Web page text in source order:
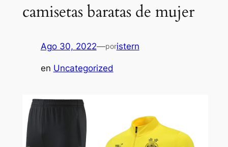
camisetas baratas de mujer
Ago 30, 2022—poristern
en Uncategorized